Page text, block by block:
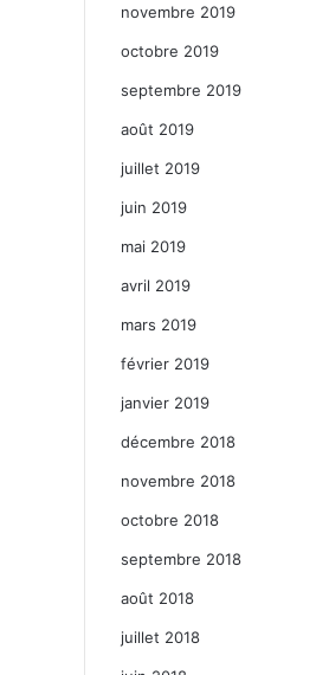
novembre 2019
octobre 2019
septembre 2019
août 2019
juillet 2019
juin 2019
mai 2019
avril 2019
mars 2019
février 2019
janvier 2019
décembre 2018
novembre 2018
octobre 2018
septembre 2018
août 2018
juillet 2018